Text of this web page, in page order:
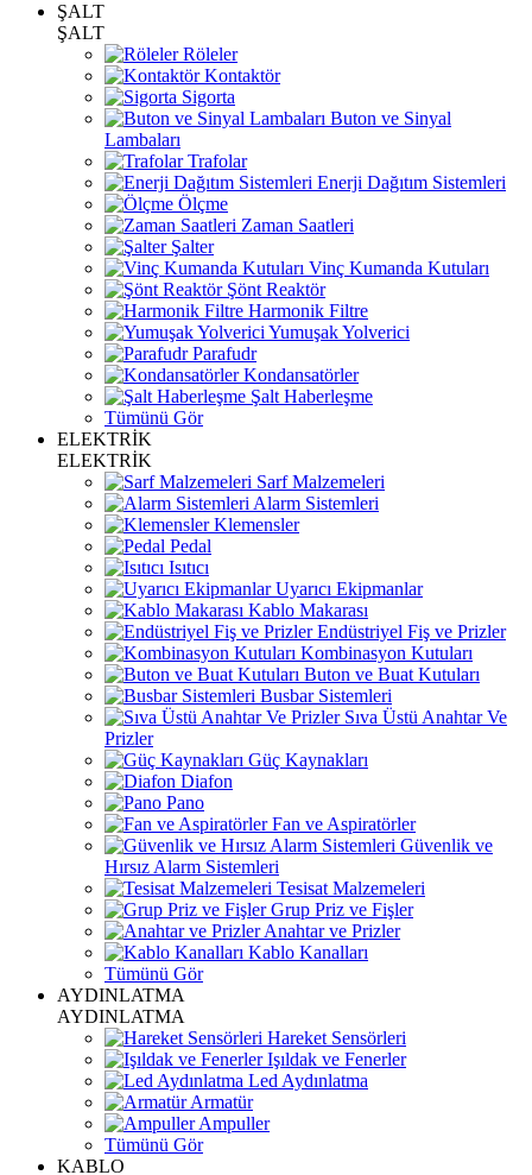
ŞALT
ŞALT
Röleler
Kontaktör
Sigorta
Buton ve Sinyal
Lambaları
Trafolar
Enerji Dağıtım Sistemleri
Ölçme
Zaman Saatleri
Şalter
Vinç Kumanda Kutuları
Şönt Reaktör
Harmonik Filtre
Yumuşak Yolverici
Parafudr
Kondansatörler
Şalt Haberleşme
Tümünü Gör
ELEKTRİK
ELEKTRİK
Sarf Malzemeleri
Alarm Sistemleri
Klemensler
Pedal
Isıtıcı
Uyarıcı Ekipmanlar
Kablo Makarası
Endüstriyel Fiş ve Prizler
Kombinasyon Kutuları
Buton ve Buat Kutuları
Busbar Sistemleri
Sıva Üstü Anahtar Ve
Prizler
Güç Kaynakları
Diafon
Pano
Fan ve Aspiratörler
Güvenlik ve
Hırsız Alarm Sistemleri
Tesisat Malzemeleri
Grup Priz ve Fişler
Anahtar ve Prizler
Kablo Kanalları
Tümünü Gör
AYDINLATMA
AYDINLATMA
Hareket Sensörleri
Işıldak ve Fenerler
Led Aydınlatma
Armatür
Ampuller
Tümünü Gör
KABLO